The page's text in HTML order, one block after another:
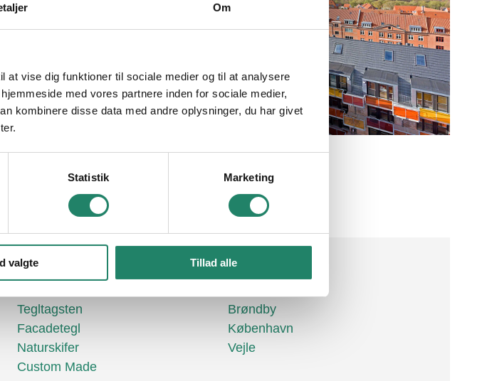
Om
at vise dig funktioner til sociale medier og til at analysere
med vores partnere inden for sociale medier,
kombinere disse data med andre oplysninger, du har givet
Statistik Marketing
valgte Tillad alle
Tegltag: Et tidløst valg
Cradle to Cradle
Nyheder
Downloads
Ofte Stillede Spørgsmål
Kontakt os
Om V.Meyer
Nyttige links
Tegltagsten
Facadetegl
Naturskifer
Custom Made
Showrooms
Brøndby
København
Vejle